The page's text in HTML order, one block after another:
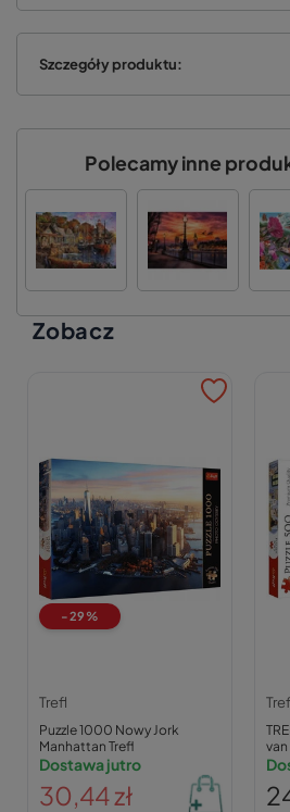
Szczegóły produktu:
Polecamy inne
Zobacz
-29%
Trefl
Puzzle 1000 Nowy Jork
Manhattan Trefl
Dostawa jutro
30,44 zł